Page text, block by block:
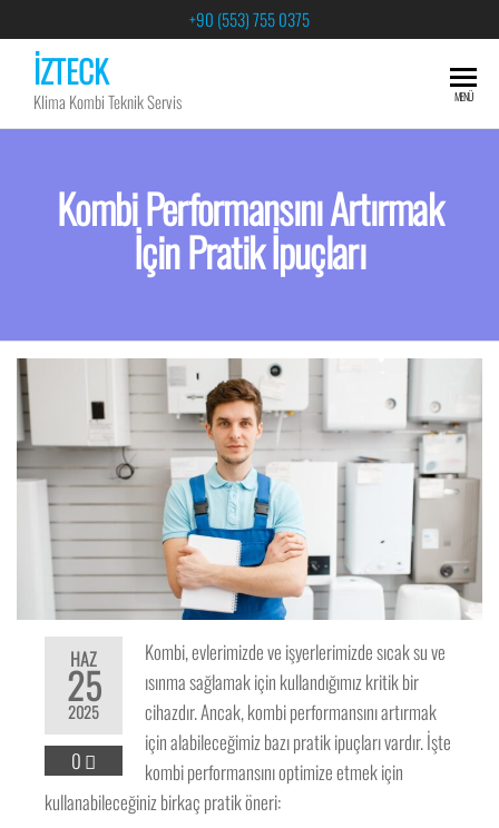
+90 (553) 755 0375
İZTECK
Klima Kombi Teknik Servis MENÜ
Kombi Performansını Artırmak
İçin Pratik İpuçları
HAZ
25
2025
0
Kombi, evlerimizde ve işyerlerimizde sıcak su ve
ısınma sağlamak için kullandığımız kritik bir
cihazdır. Ancak, kombi performansını artırmak
için alabileceğimiz bazı pratik ipuçları vardır. İşte
kombi performansını optimize etmek için
kullanabileceğiniz birkaç pratik öneri: